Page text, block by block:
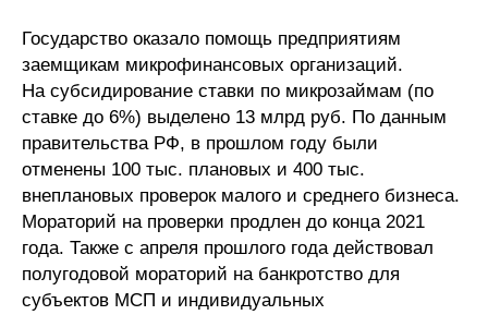
Государство оказало помощь предприятиям
заемщикам микрофинансовых организаций.
На субсидирование ставки по микрозаймам (по
ставке до 6%) выделено 13 млрд руб. По данным
правительства РФ, в прошлом году были
отменены 100 тыс. плановых и 400 тыс.
внеплановых проверок малого и среднего бизнеса.
Мораторий на проверки продлен до конца 2021
года. Также с апреля прошлого года действовал
полугодовой мораторий на банкротство для
субъектов МСП и индивидуальных